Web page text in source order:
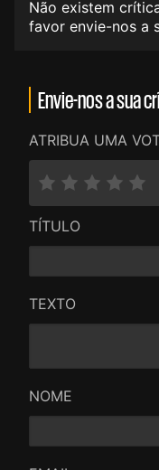
Não existem
favor envie-nos a
Envie-nos a sua
ATRIBUA UMA
TÍTULO
TEXTO
NOME